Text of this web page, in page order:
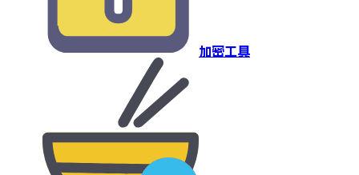
加密工具